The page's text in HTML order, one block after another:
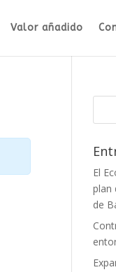
Valor añadido
El
plan
de